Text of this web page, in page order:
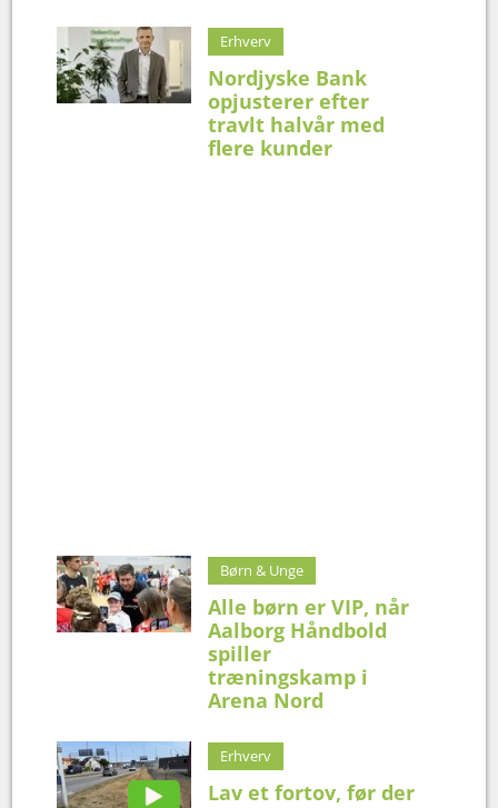
Erhverv
Nordjyske Bank
opjusterer efter
travlt halvår med
flere kunder
Børn & Unge
Alle børn er VIP, når
Aalborg Håndbold
spiller
træningskamp i
Arena Nord
Erhverv
Lav et fortov, før der